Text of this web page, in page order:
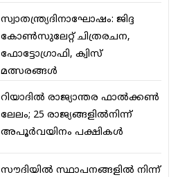
സ്വാതന്ത്ര്യദിനാഘോഷം: ജിദ്ദ
കോണ്‍സുലേറ്റ് ചിത്രരചന,
ഫോട്ടോഗ്രാഫി, ക്വിസ്
മത്സരങ്ങള്‍
റിയാദില്‍ രാജ്യാന്തര ഫാല്‍ക്കണ്‍
ലേലം; 25 രാജ്യങ്ങളില്‍നിന്ന്
അപൂര്‍വയിനം പക്ഷികള്‍
സൗദിയില്‍ സ്ഥാപനങ്ങളില്‍ നിന്ന്